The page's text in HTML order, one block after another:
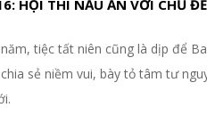
HỘI THI NẤU ĂN VỚI CHỦ
tiệc tất niên cũng là dịp để
sẻ niềm vui, bày tỏ tâm tư